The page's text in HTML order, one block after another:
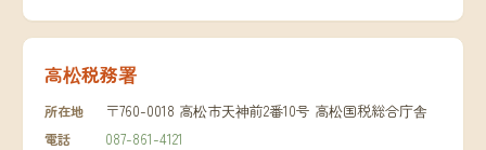
高松税務署
所在地 〒760-0018 高松市天神前2番10号 高松国税総合庁舎
電話 087-861-4121